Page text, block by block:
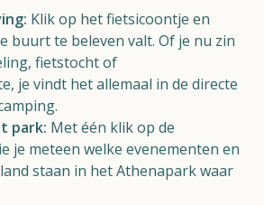
Klik op het fietsicoontje en
buurt te beleven valt. Of je nu zin
fietstocht of
je vindt het allemaal in de directe
park: Met één klik op de
je meteen welke evenementen en
staan in het Athenapark waar